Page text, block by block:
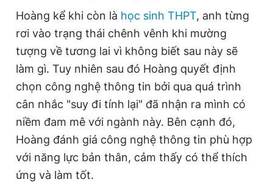
Theo dõi báo trên
Hotline
0906 645 777
Liên hệ quảng cáo
0908 780 404
Đặt báo Quảng cáo RSS Tòa soạn Chính sách bảo
Tổng biên tập: Nguyễn Ngọc Toàn
Phó tổng biên tập thường trực: Hải Thành
Phó tổng biên tập: Lâm Hiếu Dũng
Phó tổng biên tập: Trần Việt Hưng
Tổng thư ký tòa soạn: Đức Trung
Hoàng kể khi còn là học sinh THPT, anh từng
rơi vào trạng thái chênh vênh khi mường
tượng về tương lai vì không biết sau này sẽ
làm gì. Tuy nhiên sau đó Hoàng quyết định
chọn công nghệ thông tin bởi qua quá trình
cân nhắc "suy đi tính lại" đã nhận ra mình có
niềm đam mê với ngành này. Bên cạnh đó,
Hoàng đánh giá công nghệ thông tin phù hợp
với năng lực bản thân, cảm thấy có thể thích
ứng và làm tốt.